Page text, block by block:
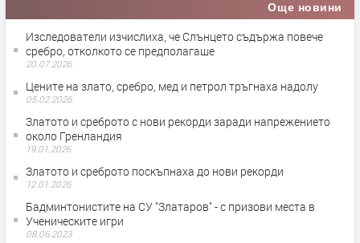
Още новини
Изследователи изчислиха, че Слънцето съдържа повече
сребро, отколкото се предполагаше
20.07.2026
Цените на злато, сребро, мед и петрол тръгнаха надолу
05.02.2026
Златото и среброто с нови рекорди заради напрежението
около Гренландия
19.01.2026
Златото и среброто поскъпнаха до нови рекорди
12.01.2026
Бадминтонистите на СУ "Златаров" - с призови места в
Ученическите игри
08.06.2023